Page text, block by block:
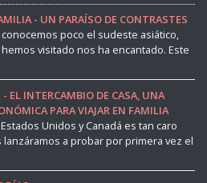
- UN PARAÍSO DE CONTRASTES
poco el sudeste asiático,
visitado nos ha encantado. Este
EL INTERCAMBIO DE CASA, UNA
PARA VIAJAR EN FAMILIA
Unidos y Canadá es tan caro
a probar por primera vez el